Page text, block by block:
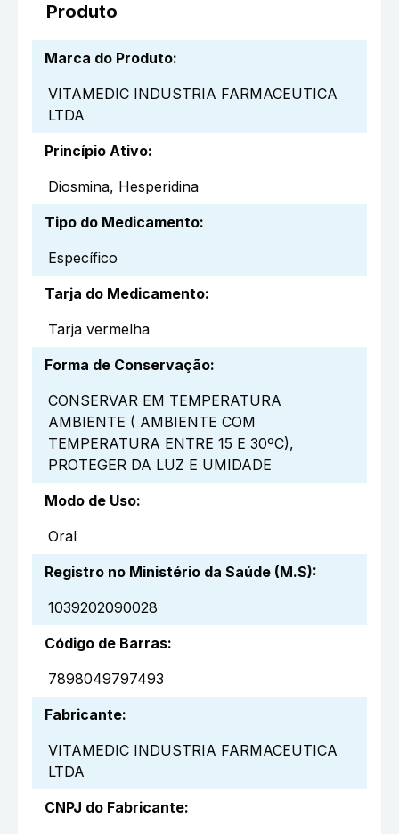
Produto
Marca do Produto:
VITAMEDIC INDUSTRIA FARMACEUTICA
LTDA
Princípio Ativo:
Diosmina, Hesperidina
Tipo do Medicamento:
Específico
Tarja do Medicamento:
Tarja vermelha
Forma de Conservação:
CONSERVAR EM TEMPERATURA
AMBIENTE ( AMBIENTE COM
TEMPERATURA ENTRE 15 E 30ºC),
PROTEGER DA LUZ E UMIDADE
Modo de Uso:
Oral
Registro no Ministério da Saúde (M.S):
1039202090028
Código de Barras:
7898049797493
Fabricante:
VITAMEDIC INDUSTRIA FARMACEUTICA
LTDA
CNPJ do Fabricante: